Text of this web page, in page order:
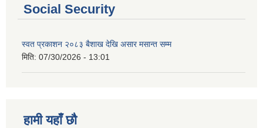
Social Security
स्वत प्रकाशन २०८३ बैशाख देखि असार मसान्त सम्म
मिति: 07/30/2026 - 13:01
हामी यहाँ छौ